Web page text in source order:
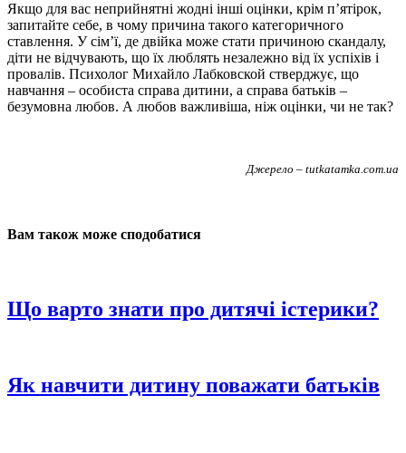
Якщо для вас неприйнятні жодні інші оцінки, крім п’ятірок,
запитайте себе, в чому причина такого категоричного
ставлення. У сім’ї, де двійка може стати причиною скандалу,
діти не відчувають, що їх люблять незалежно від їх успіхів і
провалів. Психолог Михайло Лабковской стверджує, що
навчання – особиста справа дитини, а справа батьків –
безумовна любов. А любов важливіша, ніж оцінки, чи не так?
Джерело – tutkatamka.com.ua
Вам також може сподобатися
Що варто знати про дитячі істерики?
Як навчити дитину поважати батьків